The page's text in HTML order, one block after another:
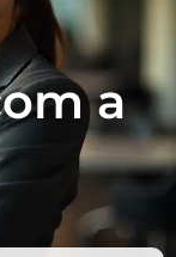
a